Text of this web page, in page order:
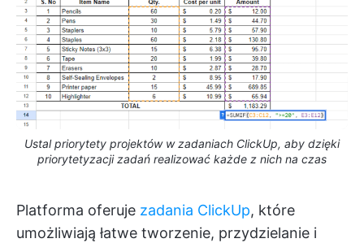
Ustal priorytety projektów w zadaniach ClickUp, aby dzięki
priorytetyzacji zadań realizować każde z nich na czas
Platforma oferuje zadania ClickUp, które
umożliwiają łatwe tworzenie, przydzielanie i